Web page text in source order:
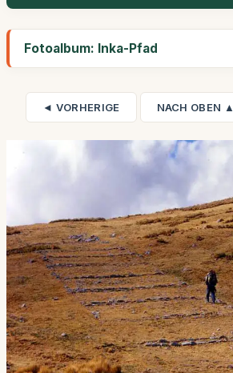
Fotoalbum: Inka-Pfad
◄ VORHERIGE NACH OBEN ▲